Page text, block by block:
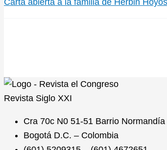
Revista Siglo XXI
Cra 70c N0 51-51 Barrio Normandía
Bogotá D.C. – Colombia